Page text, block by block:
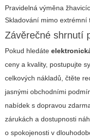
Pravidelná výměna
Skladování mimo extrémní
Závěrečné shrnutí
Pokud hledáte
ceny a kvality, postupujte
celkových nákladů, čtěte
jasnými obchodními
nabídek s dopravou
zárukách a dostupnosti
o spokojenosti v